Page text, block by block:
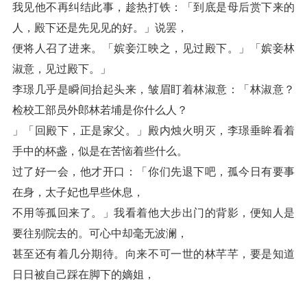
我见他不再纠结此事，趁热打铁：「到底是母后赏下来的
人，殿下还是先见见的好。」说罢，
便将人召了进来。「嫔妾江映之，见过殿下。」「嫔妾林
淑意，见过殿下。」
李璟几乎是瞬间抬起头来，皱眉盯着林淑意：「林淑意？
检校工部员外郎林若埔是你什么人？
」「回殿下，正是家父。」殿内烛火明灭，李璟垂眸看着
手中的杯盏，似是在苦恼着些什么。
过了好一会，他才开口：「你们先退下吧，孤今日有要事
在身，太子妃也早些休息，
不用等孤回来了。」我看着他大步出门的背影，便知人是
要往别院去的。可心中却毫无波澜，
甚至还有着几分期待。向来不可一世的林芊芊，要是知道
日日被自己踩在脚下的嫡姐，